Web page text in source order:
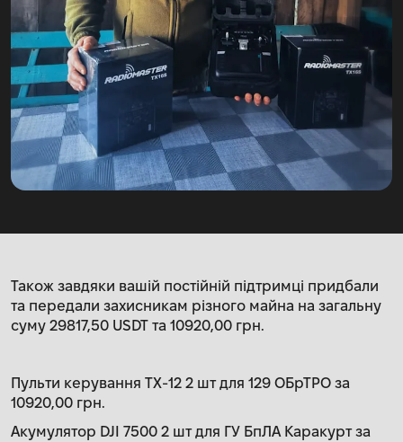
Також завдяки вашій постійній підтримці придбали
та передали захисникам різного майна на загальну
суму 29817,50 USDT та 10920,00 грн.
Пульти керування TX-12 2 шт для 129 ОБрТРО за
10920,00 грн.
Акумулятор DJI 7500 2 шт для ГУ БпЛА Каракурт за